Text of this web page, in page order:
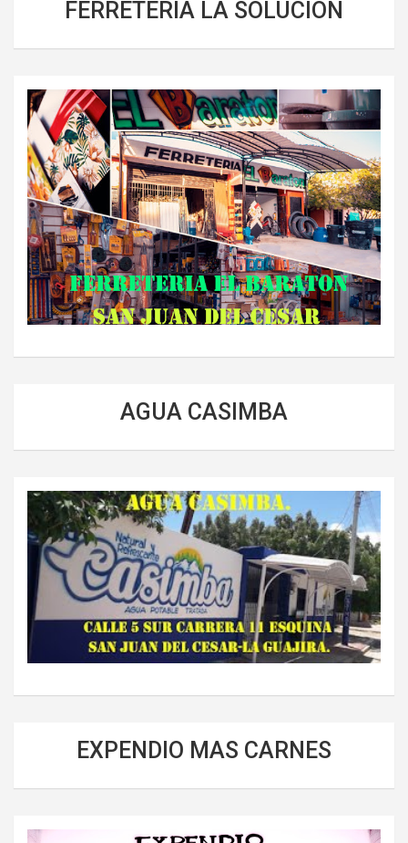
FERRETERIA LA SOLUCIÓN
AGUA CASIMBA
EXPENDIO MAS CARNES